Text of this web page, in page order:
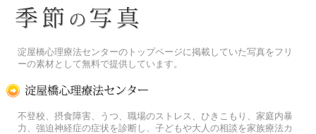
淀屋橋心理療法センターのトップページに掲載していた写真をフリ
ーの素材として無料で提供しています。
不登校、摂食障害、うつ、職場のストレス、ひきこもり、家庭内暴
力、強迫神経症の症状を診断し、子どもや大人の相談を家族療法カ